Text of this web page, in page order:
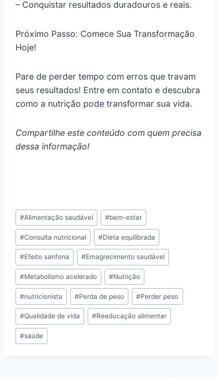
– Conquistar resultados duradouros e reais.
Próximo Passo: Comece Sua Transformação
Hoje!
Pare de perder tempo com erros que travam
seus resultados! Entre em contato e descubra
como a nutrição pode transformar sua vida.
Compartilhe este conteúdo com quem precisa
dessa informação!
Tags
do
Post:
#Alimentação saudável #bem-estar
#Consulta nutricional #Dieta equilibrada
#Efeito sanfona #Emagrecimento saudável
#Metabolismo acelerado #Nutrição
#nutricionista #Perda de peso #Perder peso
#Qualidade de vida #Reeducação alimentar
#saúde